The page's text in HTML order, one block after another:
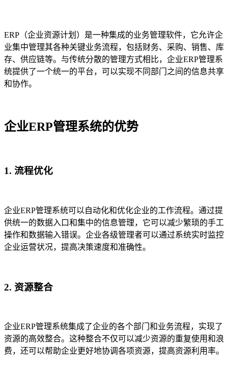
ERP（企业资源计划）是一种集成的业务管理软件，它允许企
业集中管理其各种关键业务流程，包括财务、采购、销售、库
存、供应链等。与传统分散的管理方式相比，企业ERP管理系
统提供了一个统一的平台，可以实现不同部门之间的信息共享
和协作。
企业ERP管理系统的优势
1. 流程优化
企业ERP管理系统可以自动化和优化企业的工作流程。通过提
供统一的数据入口和集中的信息管理，它可以减少繁琐的手工
操作和数据输入错误。企业各级管理者可以通过系统实时监控
企业运营状况，提高决策速度和准确性。
2. 资源整合
企业ERP管理系统集成了企业的各个部门和业务流程，实现了
资源的高效整合。这种整合不仅可以减少资源的重复使用和浪
费，还可以帮助企业更好地协调各项资源，提高资源利用率。